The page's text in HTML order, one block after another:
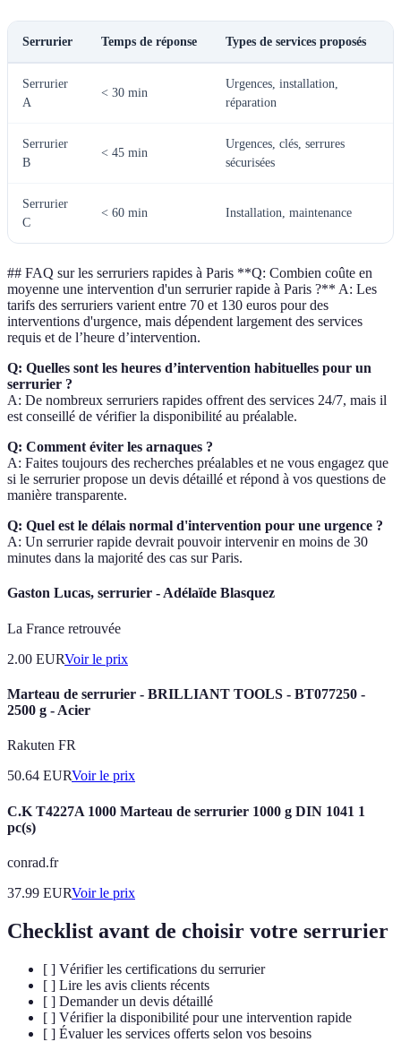
Serrurier Temps de réponse Types de services proposés
Serrurier
A
< 30 min
Urgences, installation,
réparation
Serrurier
B
< 45 min
Urgences, clés, serrures
sécurisées
Serrurier
C
< 60 min Installation, maintenance
## FAQ sur les serruriers rapides à Paris **Q: Combien coûte en
moyenne une intervention d'un serrurier rapide à Paris ?** A: Les
tarifs des serruriers varient entre 70 et 130 euros pour des
interventions d'urgence, mais dépendent largement des services
requis et de l’heure d’intervention.
Q: Quelles sont les heures d’intervention habituelles pour un
serrurier ?
A: De nombreux serruriers rapides offrent des services 24/7, mais il
est conseillé de vérifier la disponibilité au préalable.
Q: Comment éviter les arnaques ?
A: Faites toujours des recherches préalables et ne vous engagez que
si le serrurier propose un devis détaillé et répond à vos questions de
manière transparente.
Q: Quel est le délais normal d'intervention pour une urgence ?
A: Un serrurier rapide devrait pouvoir intervenir en moins de 30
minutes dans la majorité des cas sur Paris.
Gaston Lucas, serrurier - Adélaïde Blasquez
La France retrouvée
2.00 EURVoir le prix
Marteau de serrurier - BRILLIANT TOOLS - BT077250 -
2500 g - Acier
Rakuten FR
50.64 EURVoir le prix
C.K T4227A 1000 Marteau de serrurier 1000 g DIN 1041 1
pc(s)
conrad.fr
37.99 EURVoir le prix
Checklist avant de choisir votre serrurier
[ ] Vérifier les certifications du serrurier
[ ] Lire les avis clients récents
[ ] Demander un devis détaillé
[ ] Vérifier la disponibilité pour une intervention rapide
[ ] Évaluer les services offerts selon vos besoins